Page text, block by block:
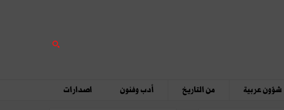
شؤون عربية من التاريخ أدب وفنون اصدارات